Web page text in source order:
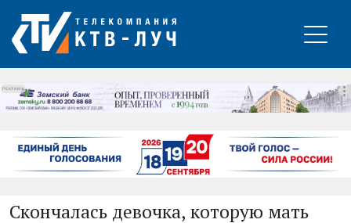
РЕКЛАМА
Скончалась девочка, которую мать